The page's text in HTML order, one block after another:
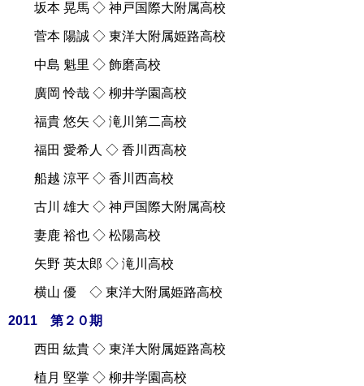
坂本 晃馬 ◇ 神戸国際大附属高校
菅本 陽誠 ◇ 東洋大附属姫路高校
中島 魁里 ◇ 飾磨高校
廣岡 怜哉 ◇ 柳井学園高校
福貴 悠矢 ◇ 滝川第二高校
福田 愛希人 ◇ 香川西高校
船越 涼平 ◇ 香川西高校
古川 雄大 ◇ 神戸国際大附属高校
妻鹿 裕也 ◇ 松陽高校
矢野 英太郎 ◇ 滝川高校
横山 優 ◇ 東洋大附属姫路高校
2011 第２０期
西田 紘貴 ◇ 東洋大附属姫路高校
植月 堅掌 ◇ 柳井学園高校